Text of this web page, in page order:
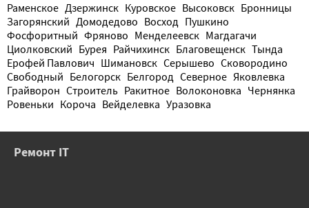
Раменское Дзержинск Куровское Высоковск Бронницы
Загорянский Домодедово Восход Пушкино
Фосфоритный Фряново Менделеевск Магдагачи
Циолковский Бурея Райчихинск Благовещенск Тында
Ерофей Павлович Шимановск Серышево Сковородино
Свободный Белогорск Белгород Северное Яковлевка
Грайворон Строитель Ракитное Волоконовка Чернянка
Ровеньки Короча Вейделевка Уразовка
Ремонт IT